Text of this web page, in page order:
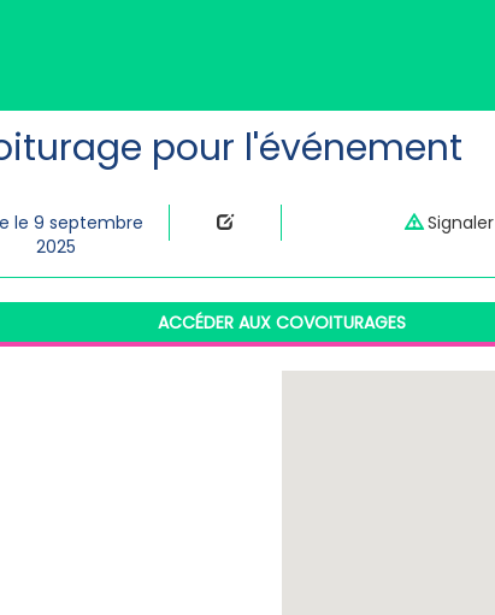
pour l'événement
le 9 septembre
2025
Signaler
ACCÉDER AUX COVOITURAGES